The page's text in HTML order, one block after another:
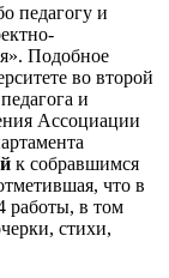
педагогу и
Подобное
во второй
и
Ассоциации
к собравшимся
что в
работы, в том
стихи,